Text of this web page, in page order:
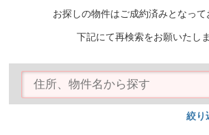
お探しの物件はご成約済みとなって
下記にて再検索をお願いたしま
絞り